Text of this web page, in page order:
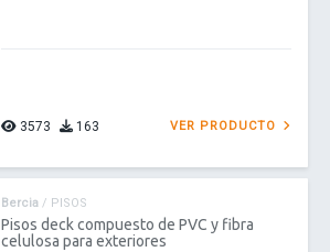
3573 163 VER PRODUCTO
Bercia / PISOS
Pisos deck compuesto de PVC y fibra
celulosa para exteriores